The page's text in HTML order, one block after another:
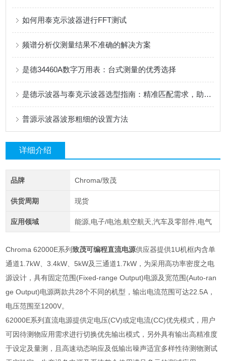
如何用泰克示波器进行FFT测试
频谱分析仪测量结果不准确的解决方案
是德34460A数字万用表：台式测量的优秀选择
是德示波器与泰克示波器选型指南：精准匹配需求，助力高效测试
普源示波器波形粗细的设置方法
详细介绍
品牌 Chroma/致茂
供货周期 现货
应用领域 能源,电子/电池,航空航天,汽车及零部件,电气
Chroma 62000E系列致茂可编程直流电源供应器提供1U机框内含单
通道1.7kW、3.4kW、5kW及三通道1.7kW，为采用高功率密度之电
源设计，具有固定范围(Fixed-range Output)电源及宽范围(Auto-ran
ge Output)电源两款共28个不同的机型，输出电流范围可达22.5A，
电压范围至1200V。
62000E系列直流电源提供定电压(CV)或定电流(CC)优先模式，用户
可因待测物应用需求进行切换优先输出模式，另外具有输出高精准度
于设定及量测，且高速动态响应及低输出噪声适宜多样性待测物测试